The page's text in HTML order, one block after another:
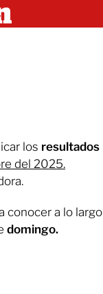
los resultados
del 2025.
conocer a lo largo
domingo.